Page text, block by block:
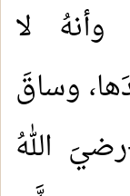
لا
وساقَ
اللهُ